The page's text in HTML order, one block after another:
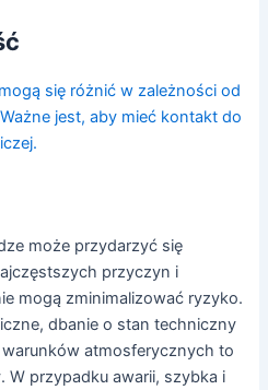
się różnić w zależności od
jest, aby mieć kontakt do
może przydarzyć się
przyczyn i
mogą zminimalizować ryzyko.
dbanie o stan techniczny
atmosferycznych to
W przypadku awarii, szybka i